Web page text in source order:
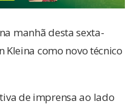
manhã desta sexta-
Kleina como novo técnico
de imprensa ao lado